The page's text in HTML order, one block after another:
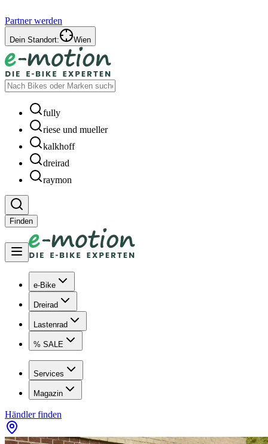
Partner werden
Dein Standort: Wien
fully
riese und mueller
kalkhoff
dreirad
raymon
Finden
e-Bike
Dreirad
Lastenrad
% SALE
Services
Magazin
Händler finden